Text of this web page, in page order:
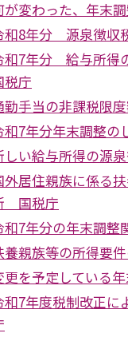
が変わった、年末
和8年分 源泉徴収
和7年分 給与所得
税庁
勤手当の非課税限
和7年分年末調整
しい給与所得の源
外居住親族に係る
国税庁
和7年分の年末調
養親族等の所得要
更を予定している
和7年度税制改正